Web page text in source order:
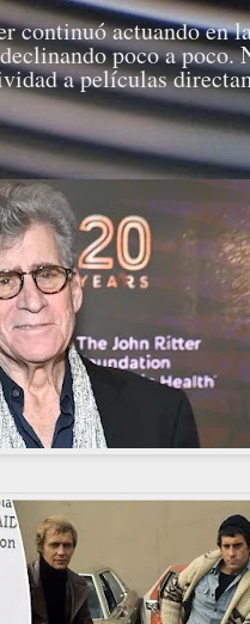
continuó actuando en
poco a poco.
a películas